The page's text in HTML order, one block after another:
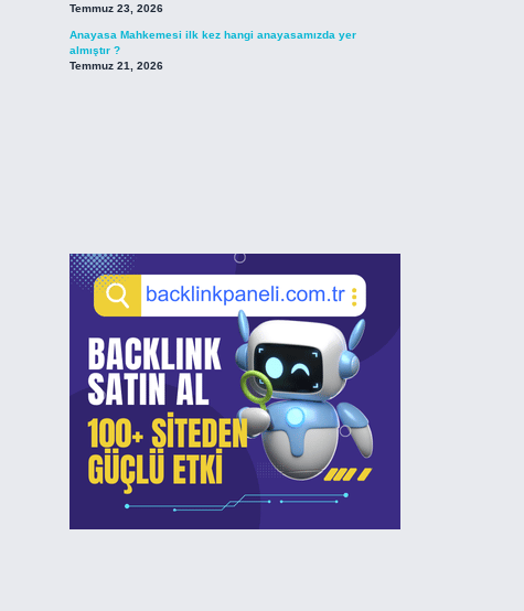
Temmuz 23, 2026
Anayasa Mahkemesi ilk kez hangi anayasamızda yer
almıştır ?
Temmuz 21, 2026